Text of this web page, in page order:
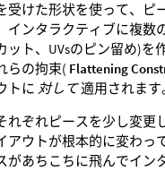
受けた形状を使って、ピ
インタラクティブに複数
ット、UVsのピン留め)を
らの拘束( Flattening
トに 対して適用されます
れぞれピースを少し変更
アウトが根本的に変わっ
があちこちに飛んでイン